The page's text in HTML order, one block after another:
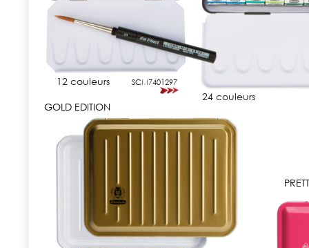
12 couleurs
24 couleurs
SCM7401297
GOLD EDITION